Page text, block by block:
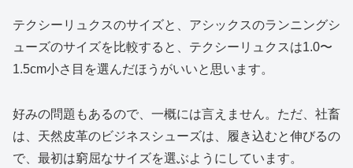
テクシーリュクスのサイズと、アシックスのランニングシ
ューズのサイズを比較すると、テクシーリュクスは1.0〜
1.5cm小さ目を選んだほうがいいと思います。
好みの問題もあるので、一概には言えません。ただ、社畜
は、天然皮革のビジネスシューズは、履き込むと伸びるの
で、最初は窮屈なサイズを選ぶようにしています。